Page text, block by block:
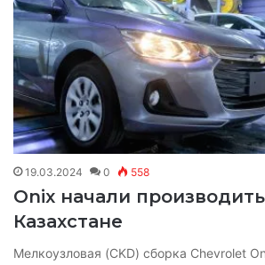
19.03.2024 0 558
Onix начали
Казахстане
Мелкоузловая (CKD) сборка Chevrolet